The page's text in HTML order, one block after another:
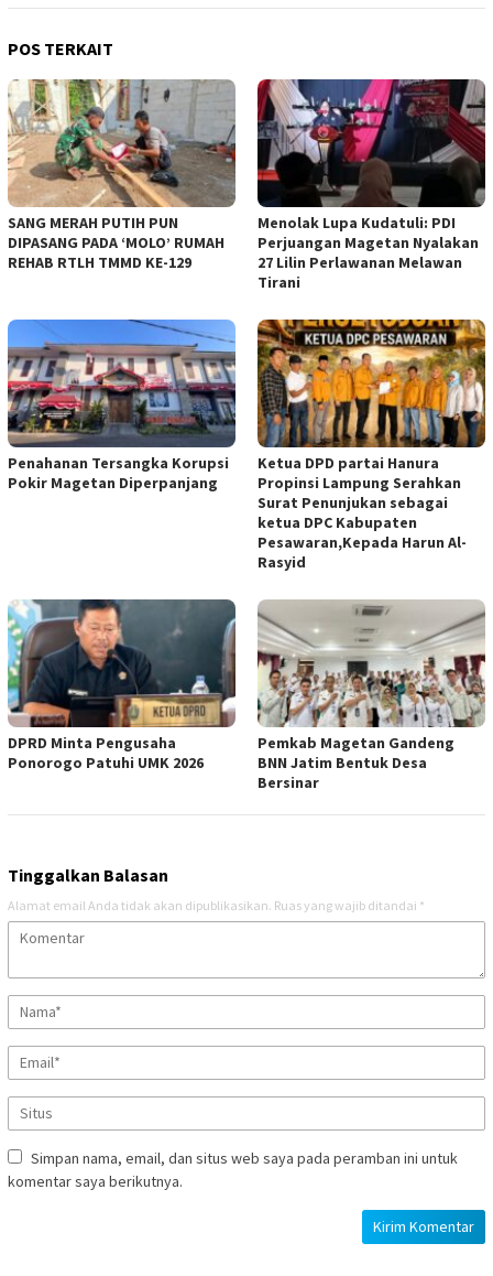
POS TERKAIT
SANG MERAH PUTIH PUN
DIPASANG PADA ‘MOLO’ RUMAH
REHAB RTLH TMMD KE-129
Menolak Lupa Kudatuli: PDI
Perjuangan Magetan Nyalakan
27 Lilin Perlawanan Melawan
Tirani
Penahanan Tersangka Korupsi
Pokir Magetan Diperpanjang
Ketua DPD partai Hanura
Propinsi Lampung Serahkan
Surat Penunjukan sebagai
ketua DPC Kabupaten
Pesawaran,Kepada Harun Al-
Rasyid
DPRD Minta Pengusaha
Ponorogo Patuhi UMK 2026
Pemkab Magetan Gandeng
BNN Jatim Bentuk Desa
Bersinar
Tinggalkan Balasan
Alamat email Anda tidak akan dipublikasikan. Ruas yang wajib ditandai *
Simpan nama, email, dan situs web saya pada peramban ini untuk
komentar saya berikutnya.